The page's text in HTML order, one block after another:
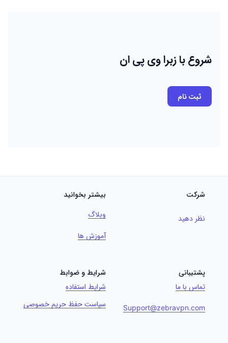
شروع با زبرا وی پی ان
ثبت نام
شرکت
نظر دهید
بیشتر بخوانید
وبلاگ
آموزش ها
پشتیبانی
تماس با ما
Support@zebravpn.com
شرایط و ضوابط
شرایط استفاده
سیاست حفظ حریم خصوصی